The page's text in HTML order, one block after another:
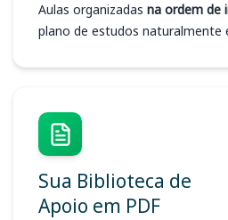
Aulas organizadas na ordem de
plano de estudos naturalmente
Sua Biblioteca de
Apoio em PDF